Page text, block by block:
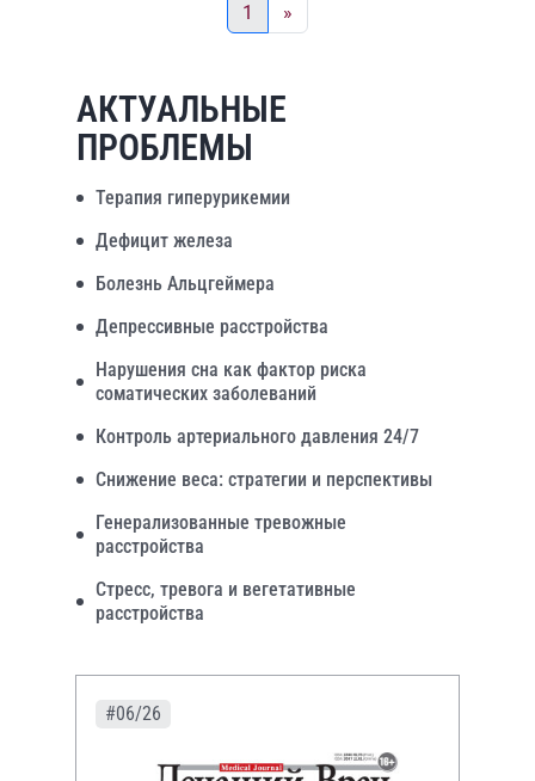
1 »
АКТУАЛЬНЫЕ
ПРОБЛЕМЫ
Терапия гиперурикемии
Дефицит железа
Болезнь Альцгеймера
Депрессивные расстройства
Нарушения сна как фактор риска
соматических заболеваний
Контроль артериального давления 24/7
Снижение веса: стратегии и перспективы
Генерализованные тревожные
расстройства
Стресс, тревога и вегетативные
расстройства
#06/26